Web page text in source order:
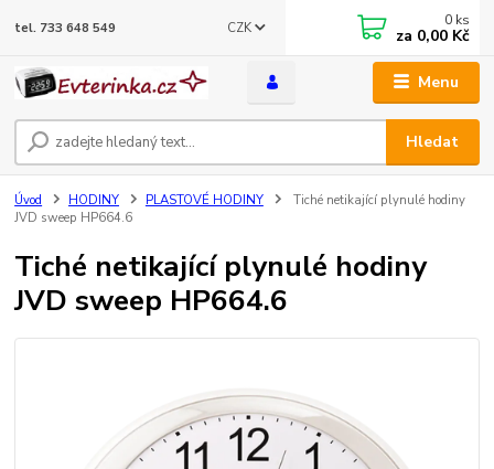
Menu
CZK
Hledat
tel. 733 648 549 0 ks
za 0,00 Kč
Úvod HODINY PLASTOVÉ HODINY
Tiché netikající plynulé hodiny
JVD sweep HP664.6
Tiché netikající plynulé hodiny
JVD sweep HP664.6